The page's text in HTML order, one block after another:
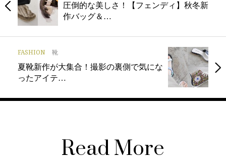
圧倒的な美しさ！【フェンディ】秋冬新
作バッグ＆…
FASHION 靴
夏靴新作が大集合！撮影の裏側で気にな
ったアイテ…
Read More